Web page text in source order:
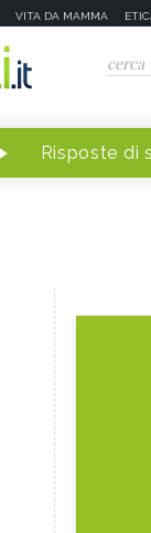
VITA DA MAMMA
Risposte di